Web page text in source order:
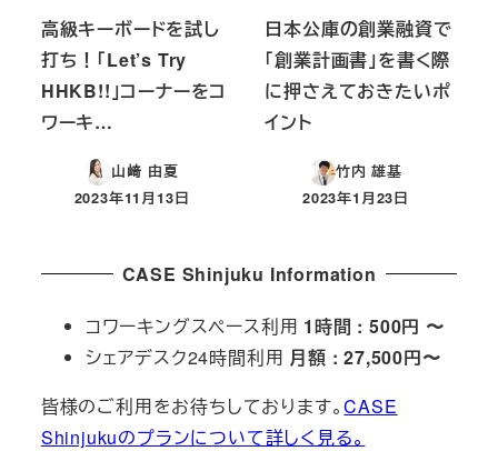
高級キーボードを試し
打ち！「Let’s Try
HHKB!!」コーナーをコ
ワーキ…
山﨑 由夏
投稿日
2023年11月13日
日本公庫の創業融資で
「創業計画書」を書く際
に押さえておきたいポ
イント
竹内 雄基
投稿日
2023年1月23日
CASE Shinjuku Information
コワーキングスペース利用 1時間 : 500円 〜
シェアデスク24時間利用 月額 : 27,500円〜
皆様のご利用をお待ちしております。CASE
Shinjukuのプランについて詳しく見る。